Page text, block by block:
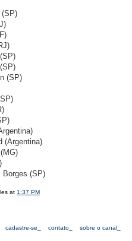
(SP)
(SP)
(Argentina)
Borges (SP)
at 1:37 PM
cadastre-se_ contato_ sobre o canal_